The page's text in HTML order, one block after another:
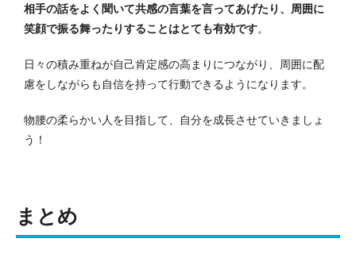
相手の話をよく聞いて共感の言葉を言ってあげたり、周囲に
笑顔で振る舞ったりすることはとても有効です。
日々の積み重ねが自己肯定感の高まりにつながり、周囲に配
慮をしながらも自信を持って行動できるようになります。
物腰の柔らかい人を目指して、自分を成長させていきましょ
う！
まとめ